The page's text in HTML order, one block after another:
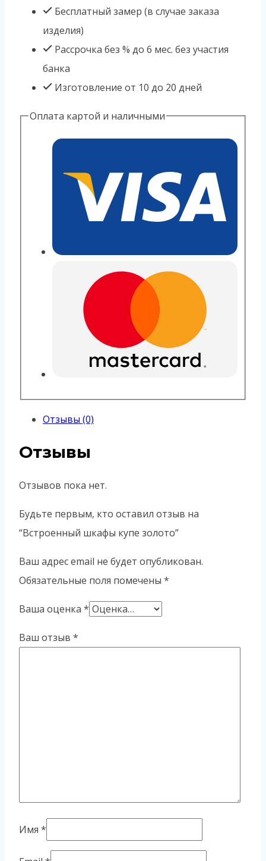
Бесплатный замер (в случае заказа
изделия)
Рассрочка без % до 6 мес. без участия
банка
Изготовление от 10 до 20 дней
Оплата картой и наличными
Отзывы (0)
Отзывы
Отзывов пока нет.
Будьте первым, кто оставил отзыв на
“Встроенный шкафы купе золото”
Ваш адрес email не будет опубликован.
Обязательные поля помечены *
Ваша оценка *
Ваш отзыв *
Имя *